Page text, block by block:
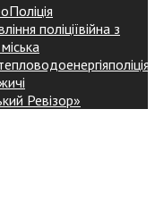
Поліція
поліціївійна з
поліція
Ревізор»